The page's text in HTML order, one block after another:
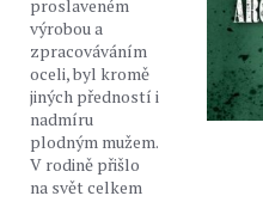
proslaveném
výrobou a
zpracováváním
oceli, byl kromě
jiných předností i
nadmíru
plodným mužem.
V rodině přišlo
na svět celkem